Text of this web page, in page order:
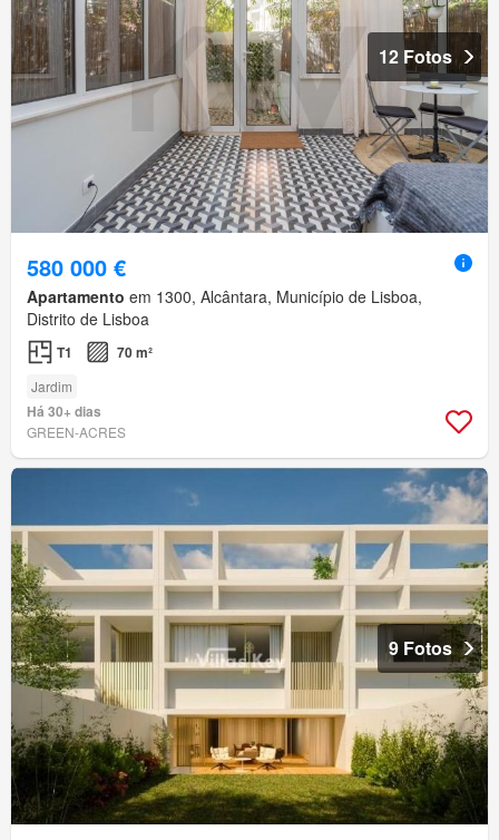
12 Fotos
580 000 €
Apartamento em 1300, Alcântara, Município de Lisboa,
Distrito de Lisboa
T1 70 m²
Jardim
Há 30+ dias
GREEN-ACRES
9 Fotos